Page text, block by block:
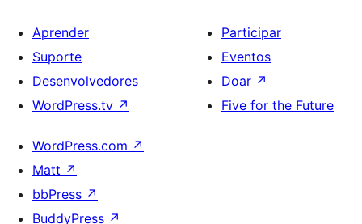
Aprender
Suporte
Desenvolvedores
WordPress.tv ↗
Participar
Eventos
Doar ↗
Five for the Future
WordPress.com ↗
Matt ↗
bbPress ↗
BuddyPress ↗